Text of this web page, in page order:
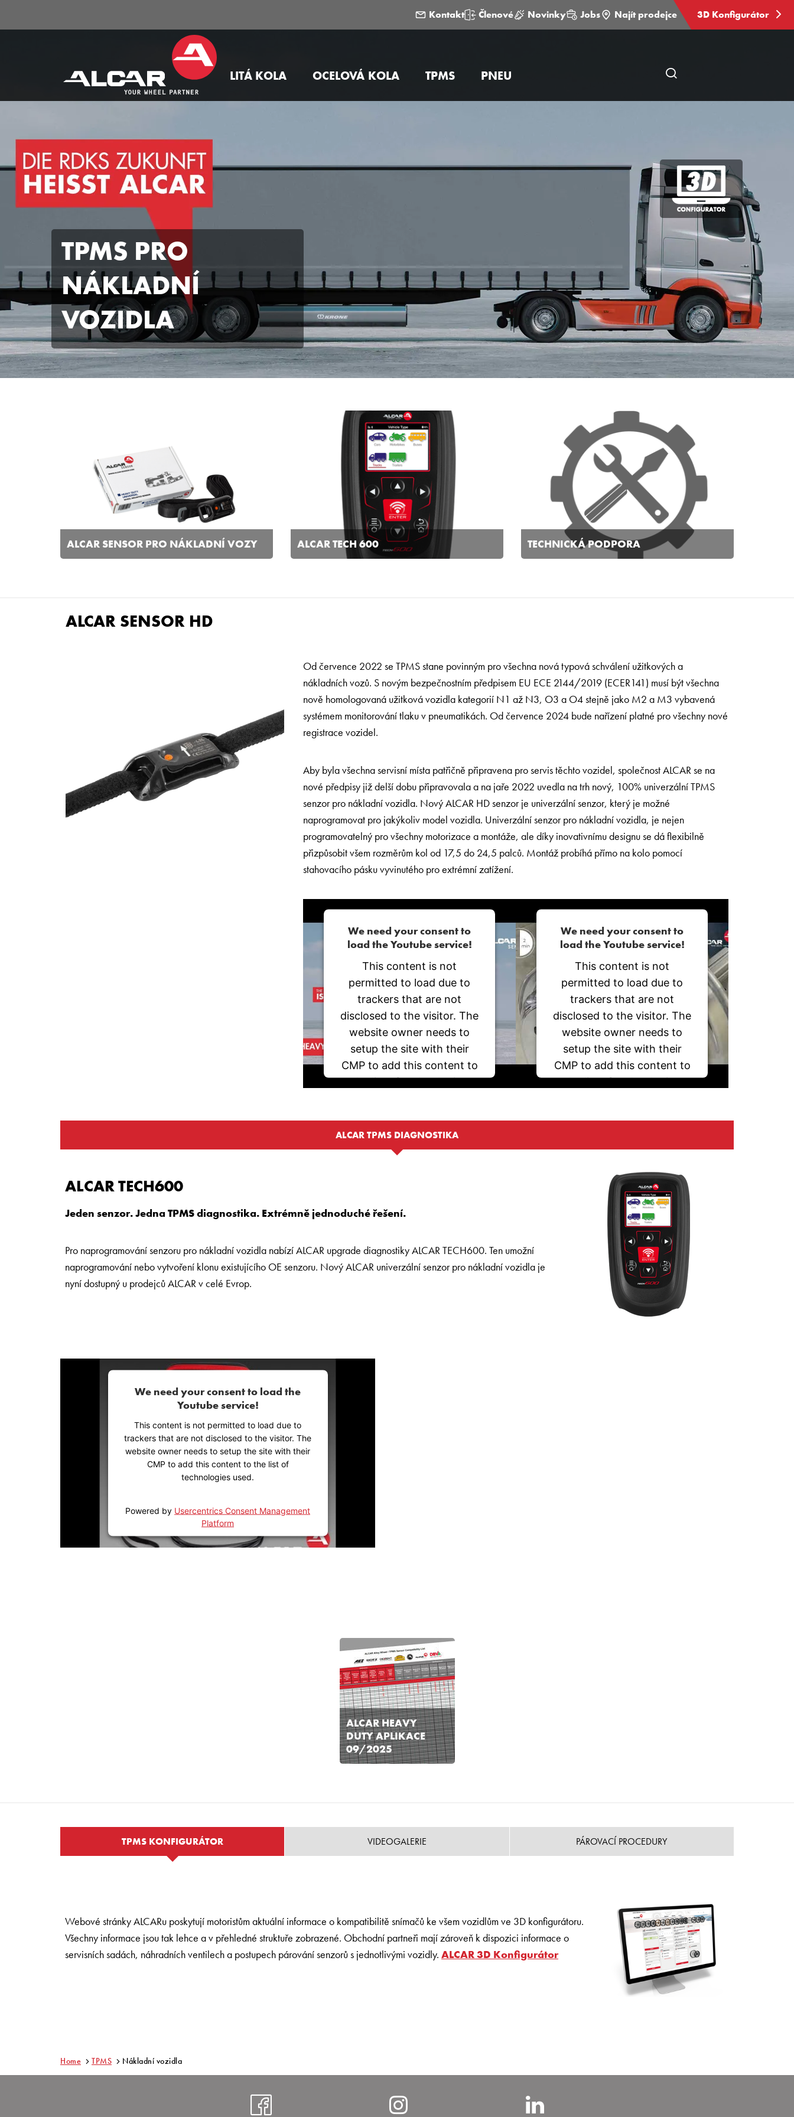
Kontakt Členové Novinky Jobs Najít prodejce 3D Konfigurátor
LITÁ KOLA OCELOVÁ KOLA TPMS PNEU
3D
Konfigurátor
TPMS PRO
NÁKLADNÍ
VOZIDLA
ALCAR SENSOR PRO NÁKLADNÍ VOZY ALCAR TECH 600 TECHNICKÁ PODPORA
ALCAR SENSOR HD
Od července 2022 se TPMS stane povinným pro všechna nová typová schválení užitkových a
nákladních vozů. S novým bezpečnostním předpisem EU ECE 2144/2019 (ECER141) musí být všechna
nově homologovaná užitková vozidla kategorií N1 až N3, O3 a O4 stejně jako M2 a M3 vybavená
systémem monitorování tlaku v pneumatikách. Od července 2024 bude nařízení platné pro všechny nové
registrace vozidel.
Aby byla všechna servisní místa patřičně připravena pro servis těchto vozidel, společnost ALCAR se na
nové předpisy již delší dobu připravovala a na jaře 2022 uvedla na trh nový, 100% univerzální TPMS
senzor pro nákladní vozidla. Nový ALCAR HD senzor je univerzální senzor, který je možné
naprogramovat pro jakýkoliv model vozidla. Univerzální senzor pro nákladní vozidla, je nejen
programovatelný pro všechny motorizace a montáže, ale díky inovativnímu designu se dá flexibilně
přizpůsobit všem rozměrům kol od 17,5 do 24,5 palců. Montáž probíhá přímo na kolo pomocí
stahovacího pásku vyvinutého pro extrémní zatížení.
We need your consent to
load the Youtube service!
This content is not
permitted to load due to
trackers that are not
disclosed to the visitor. The
website owner needs to
setup the site with their
CMP to add this content to
the list of technologies
Powered by Usercentrics Consent
We need your consent to
load the Youtube service!
This content is not
permitted to load due to
trackers that are not
disclosed to the visitor. The
website owner needs to
setup the site with their
CMP to add this content to
the list of technologies
ALCAR TPMS DIAGNOSTIKA
ALCAR TECH600
Jeden senzor. Jedna TPMS diagnostika. Extrémně jednoduché řešení.
Pro naprogramování senzoru pro nákladní vozidla nabízí ALCAR upgrade diagnostiky ALCAR TECH600. Ten umožní
naprogramování nebo vytvoření klonu existujícího OE senzoru. Nový ALCAR univerzální senzor pro nákladní vozidla je
nyní dostupný u prodejců ALCAR v celé Evrop.
We need your consent to load the
Youtube service!
This content is not permitted to load due to
trackers that are not disclosed to the visitor. The
website owner needs to setup the site with their
CMP to add this content to the list of
technologies used.
Powered by Usercentrics Consent Management
Platform
ALCAR HEAVY
DUTY APLIKACE
09/2025
TPMS KONFIGURÁTOR VIDEOGALERIE PÁROVACÍ PROCEDURY
Webové stránky ALCARu poskytují motoristům aktuální informace o kompatibilitě snímačů ke všem vozidlům ve 3D konfigurátoru.
Všechny informace jsou tak lehce a v přehledné struktuře zobrazené. Obchodní partneři mají zároveň k dispozici informace o
servisních sadách, náhradních ventilech a postupech párování senzorů s jednotlivými vozidly. ALCAR 3D Konfigurátor
Home TPMS Nákladní vozidla
https://www.facebook.com/alcarbohemia
https://www.instagram.com/alcar_czech
https://www.linkedin.com/